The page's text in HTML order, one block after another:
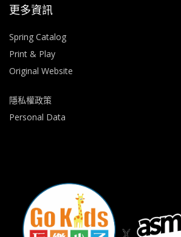
更多資訊
Spring Catalog
Print & Play
Original Website
隱私權政策
Personal Data